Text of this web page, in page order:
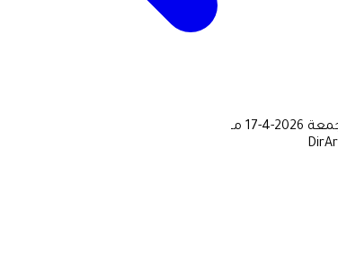
2026-4-17 مـ